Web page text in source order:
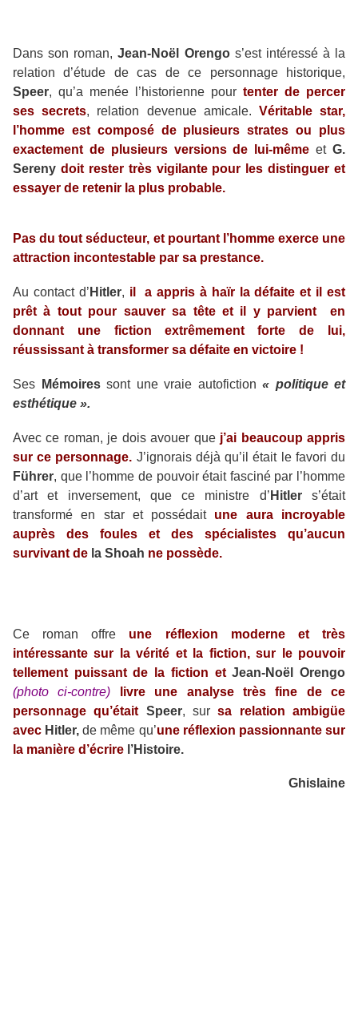
Dans son roman,Jean-Noël Orengos’est intéressé à la
relation d’étude de cas de ce personnage historique,
Speer, qu’a menée l’historienne pour tenter de percer
ses secrets, relation devenue amicale. Véritable star,
l’homme est composé de plusieurs strates ou plus
exactement de plusieurs versions de lui-même etG.
Sereny doit rester très vigilante pour les distinguer et
essayer de retenir la plus probable.
Pas du tout séducteur, et pourtant l’homme exerce une
attraction incontestable par sa prestance.
Au contact d’ Hitler, il a appris à haïr la défaite et il est
prêt à tout pour sauver sa tête et il y parvient en
donnant une fiction extrêmement forte de lui,
réussissant à transformer sa défaite en victoire !
Ses Mémoiressont une vraie autofiction « politique et
esthétique ».
Avec ce roman, je dois avouer que j’ai beaucoup appris
sur ce personnage. J’ignorais déjà qu’il était le favori du
Führer, que l’homme de pouvoir était fasciné par l’homme
d’art et inversement, que ce ministre d’ Hitlers’était
transformé en star et possédait une aura incroyable
auprès des foules et des spécialistes qu’aucun
survivant de la Shoah ne possède.
Ce roman offre une réflexion moderne et très
intéressante sur la vérité et la fiction, sur le pouvoir
tellement puissant de la fiction et Jean-Noël Orengo
(photo ci-contre)
livre une analyse très fine de ce
personnage qu’était Speer, sursa relation ambigüe
avec Hitler, de même qu’une réflexion passionnante sur
la manière d’écrire l’Histoire.
Ghislaine